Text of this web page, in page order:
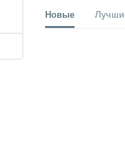
Новые